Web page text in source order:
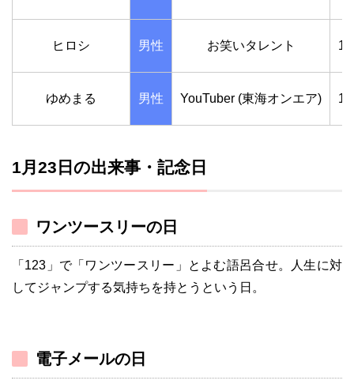
ヒロシ 男性 お笑いタレント
ゆめまる 男性 YouTuber (東海オンエア)
1月23日の出来事・記念日
ワンツースリーの日
「123」で「ワンツースリー」とよむ語呂合せ。人生に対
してジャンプする気持ちを持とうという日。
電子メールの日